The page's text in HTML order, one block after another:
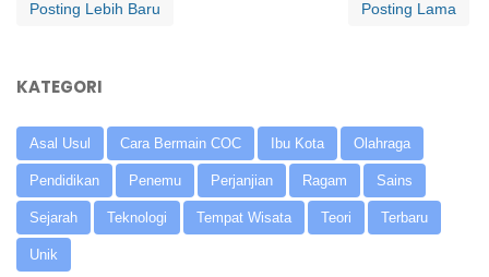
Posting Lebih Baru Posting Lama
KATEGORI
Asal Usul Cara Bermain COC Ibu Kota Olahraga
Pendidikan Penemu Perjanjian Ragam Sains
Sejarah Teknologi Tempat Wisata Teori Terbaru
Unik